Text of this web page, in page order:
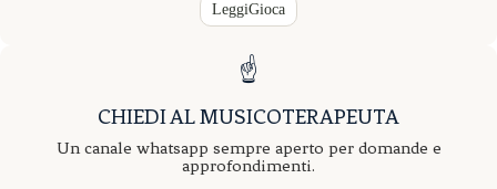
LeggiGioca
☝️
CHIEDI AL MUSICOTERAPEUTA
Un canale whatsapp sempre aperto per domande e
approfondimenti.